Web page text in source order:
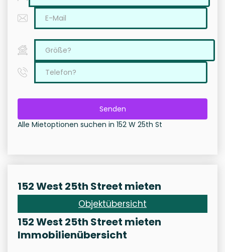
Senden
Alle Mietoptionen suchen in 152 W 25th St
152 West 25th Street mieten
Objektübersicht
152 West 25th Street mieten
Immobilienübersicht